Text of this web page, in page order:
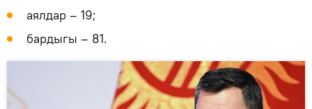
аялдар – 19;
бардыгы – 81.